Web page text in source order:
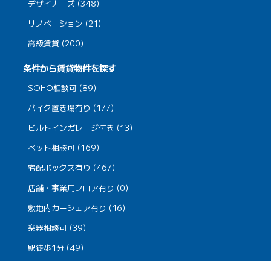
デザイナーズ (348)
リノベーション (21)
高級賃貸 (200)
条件から賃貸物件を探す
SOHO相談可 (89)
バイク置き場有り (177)
ビルトインガレージ付き (13)
ペット相談可 (169)
宅配ボックス有り (467)
店舗・事業用フロア有り (0)
敷地内カーシェア有り (16)
楽器相談可 (39)
駅徒歩1分 (49)